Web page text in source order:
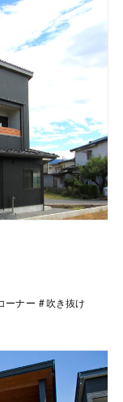
ーナー 吹き抜け